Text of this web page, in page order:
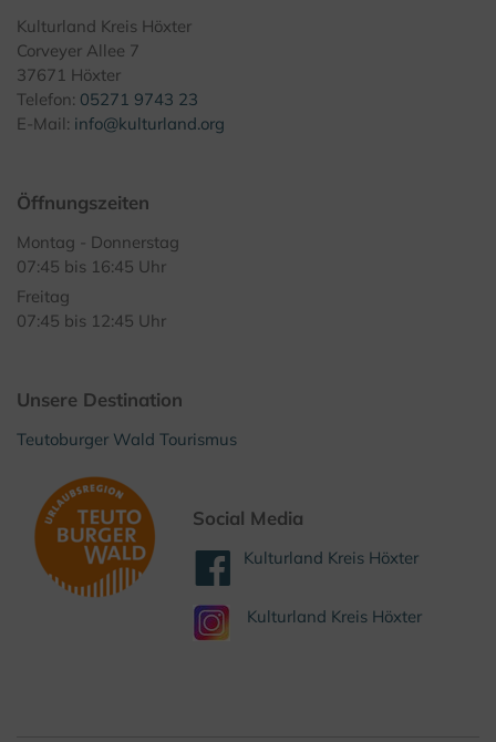
Kulturland Kreis Höxter
Corveyer Allee 7
37671 Höxter
Telefon: 05271 9743 23
E-Mail: info@kulturland.org
Öffnungszeiten
Montag - Donnerstag
07:45 bis 16:45 Uhr
Freitag
07:45 bis 12:45 Uhr
Unsere Destination
Teutoburger Wald Tourismus
Social Media
Kulturland Kreis Höxter
Kulturland Kreis Höxter